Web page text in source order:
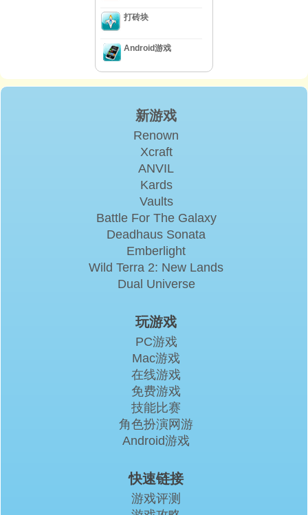
打砖块
Android游戏
新游戏
Renown
Xcraft
ANVIL
Kards
Vaults
Battle For The Galaxy
Deadhaus Sonata
Emberlight
Wild Terra 2: New Lands
Dual Universe
玩游戏
PC游戏
Mac游戏
在线游戏
免费游戏
技能比赛
角色扮演网游
Android游戏
快速链接
游戏评测